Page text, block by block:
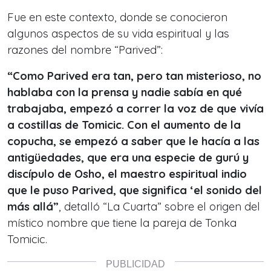
Fue en este contexto, donde se conocieron
algunos aspectos de su vida espiritual y las
razones del nombre “Parived”:
“Como Parived era tan, pero tan misterioso, no
hablaba con la prensa y nadie sabía en qué
trabajaba, empezó a correr la voz de que vivía
a costillas de Tomicic. Con el aumento de la
copucha, se empezó a saber que le hacía a las
antigüedades, que era una especie de gurú y
discípulo de Osho, el maestro espiritual indio
que le puso Parived, que significa ‘el sonido del
más allá”, detalló “La Cuarta” sobre el origen del
místico nombre que tiene la pareja de Tonka
Tomicic.